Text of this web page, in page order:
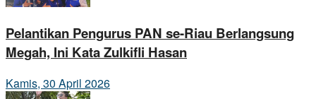
Pelantikan Pengurus PAN se-Riau Berlangsung
Megah, Ini Kata Zulkifli Hasan
Kamis, 30 April 2026